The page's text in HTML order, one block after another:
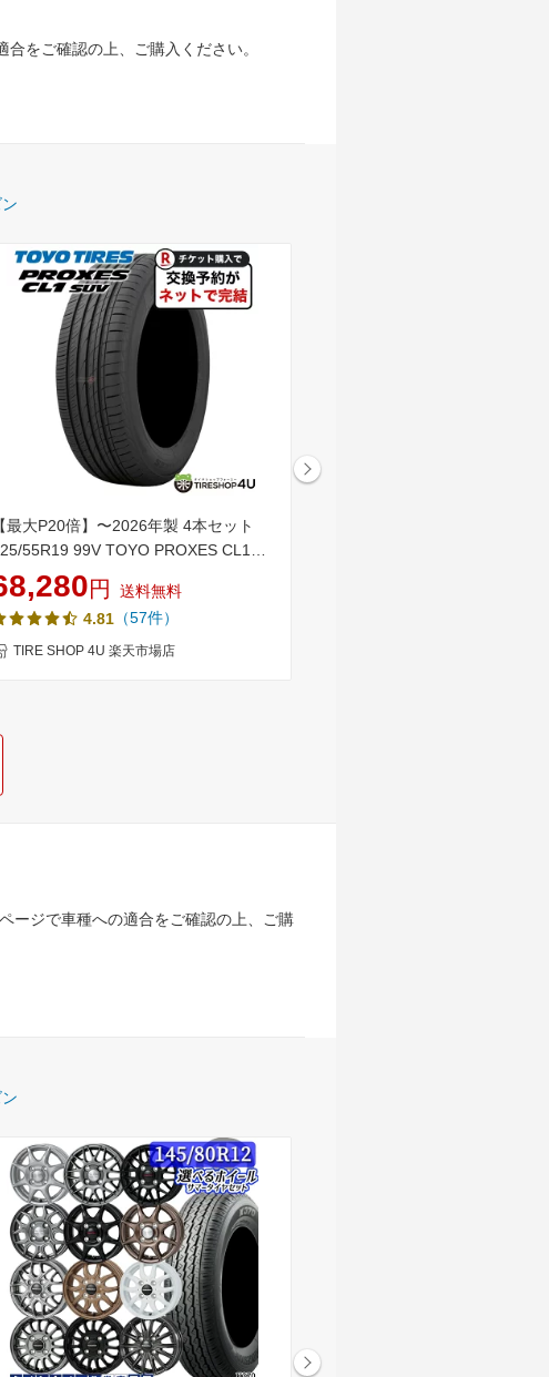
をご確認の上、ご購入ください。
【最大P20倍】〜2026年製 4本セット
55R19 99V TOYO PROXES CL1
トーヨー プロクセス サマータイヤ
品 4本価格 新品 225/55-19 送料無料
円
送料無料
4.81 （57件）
TIRE SHOP 4U 楽天市場店
ージで車種への適合をご確認の上、ご購